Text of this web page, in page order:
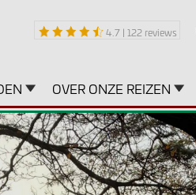
4.7 | 122 reviews
OVER ONZE REIZEN